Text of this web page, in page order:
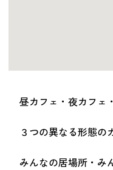
新着情報
昼カフェ・夜カフェ
３つの異なる形態の
みんなの居場所・み